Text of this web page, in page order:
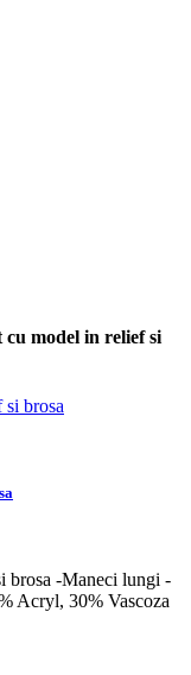
model in relief si
brosa -Maneci lungi -
Acryl, 30% Vascoza